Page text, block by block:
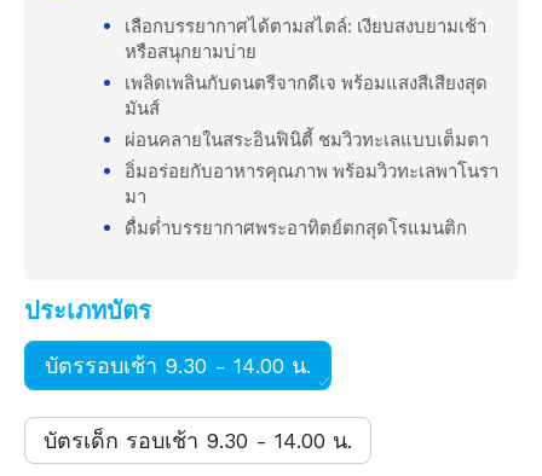
เลือกบรรยากาศได้ตามสไตล์: เงียบสงบยามเช้า
หรือสนุกยามบ่าย
เพลิดเพลินกับดนตรีจากดีเจ พร้อมแสงสีเสียงสุด
มันส์
ผ่อนคลายในสระอินฟินิตี้ ชมวิวทะเลแบบเต็มตา
อิ่มอร่อยกับอาหารคุณภาพ พร้อมวิวทะเลพาโนรา
มา
ดื่มด่ำบรรยากาศพระอาทิตย์ตกสุดโรแมนติก
ประเภทบัตร
บัตรรอบเช้า 9.30 - 14.00 น.
บัตรเด็ก รอบเช้า 9.30 - 14.00 น.